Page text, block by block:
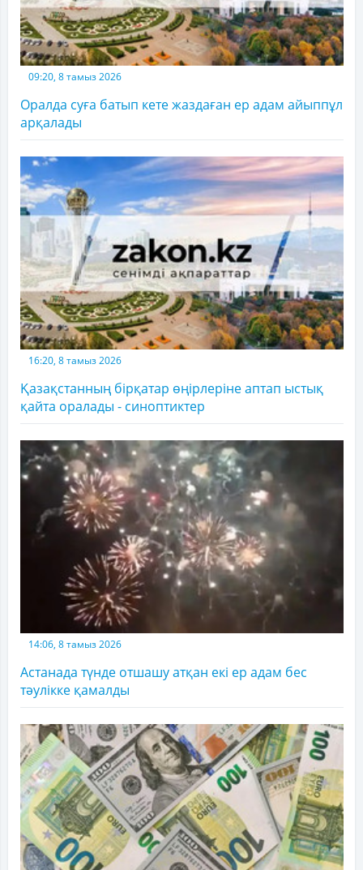
09:20, 8 тамыз 2026
Оралда суға батып кете жаздаған ер адам айыппұл
арқалады
16:20, 8 тамыз 2026
Қазақстанның бірқатар өңірлеріне аптап ыстық
қайта оралады - синоптиктер
14:06, 8 тамыз 2026
Астанада түнде отшашу атқан екі ер адам бес
тәулікке қамалды